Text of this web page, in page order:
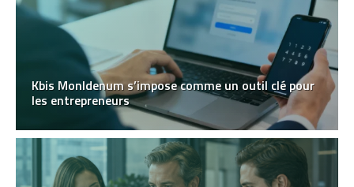
Kbis MonIdenum s’impose comme un outil clé pour
les entrepreneurs